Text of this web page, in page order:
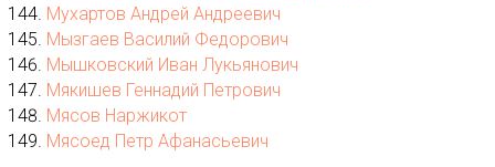
Мухартов Андрей Андреевич
Мызгаев Василий Федорович
Мышковский Иван Лукьянович
Мякишев Геннадий Петрович
Мясов Наржикот
Мясоед Петр Афанасьевич